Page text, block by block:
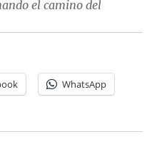
el camino del
WhatsApp